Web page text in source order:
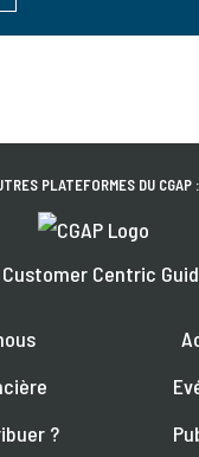
PLATEFORMES DU CGAP :
?